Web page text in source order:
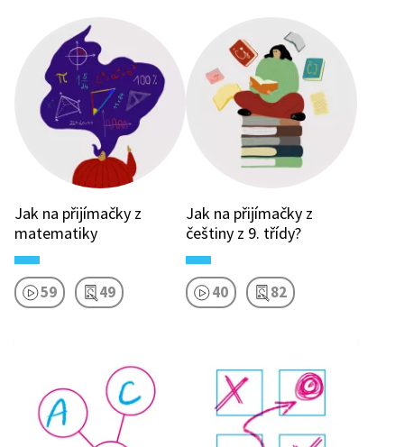
Jak na přijímačky z
matematiky
59 49
Jak na přijímačky z
češtiny z 9. třídy?
40 82